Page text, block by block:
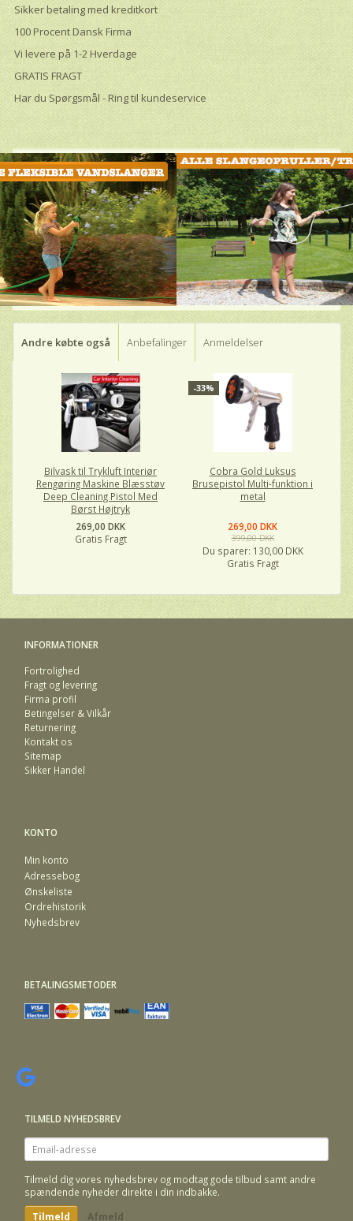
Sikker betaling med kreditkort
100 Procent Dansk Firma
Vi levere på 1-2 Hverdage
GRATIS FRAGT
Har du Spørgsmål - Ring til kundeservice
Andre købte også Anbefalinger Anmeldelser
Bilvask til Trykluft Interiør
Rengøring Maskine Blæsstøv
Deep Cleaning Pistol Med
Børst Højtryk
269,00 DKK
Gratis Fragt
-33%
Cobra Gold Luksus
Brusepistol Multi-funktion i
metal
269,00 DKK
399,00 DKK
Du sparer: 130,00 DKK
Gratis Fragt
INFORMATIONER
Fortrolighed
Fragt og levering
Firma profil
Betingelser & Vilkår
Returnering
Kontakt os
Sitemap
Sikker Handel
KONTO
Min konto
Adressebog
Ønskeliste
Ordrehistorik
Nyhedsbrev
BETALINGSMETODER
TILMELD NYHEDSBREV
Email-
adresse
Tilmeld dig vores nyhedsbrev og modtag gode tilbud samt andre
spændende nyheder direkte i din indbakke.
Tilmeld Afmeld